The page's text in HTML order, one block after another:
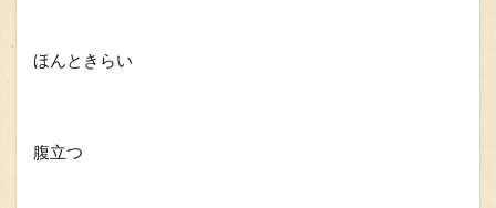
ほんときらい
腹立つ